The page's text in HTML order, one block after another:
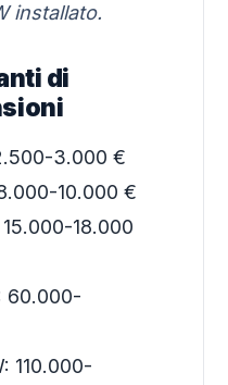
installato.
di
3.000 €
10.000 €
18.000
60.000-
110.000-